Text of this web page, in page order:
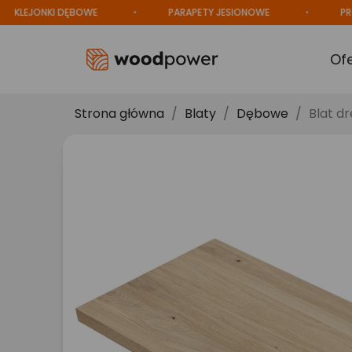
DĘBOWE PARAPETY JESIONOWE
Strona główna Blaty Dębowe Blat